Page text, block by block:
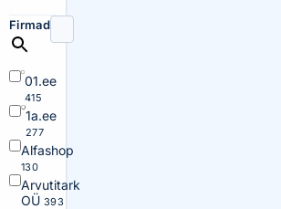
Firmad
01.ee
415
1a.ee
277
Alfashop
130
Arvutitark
OÜ 393